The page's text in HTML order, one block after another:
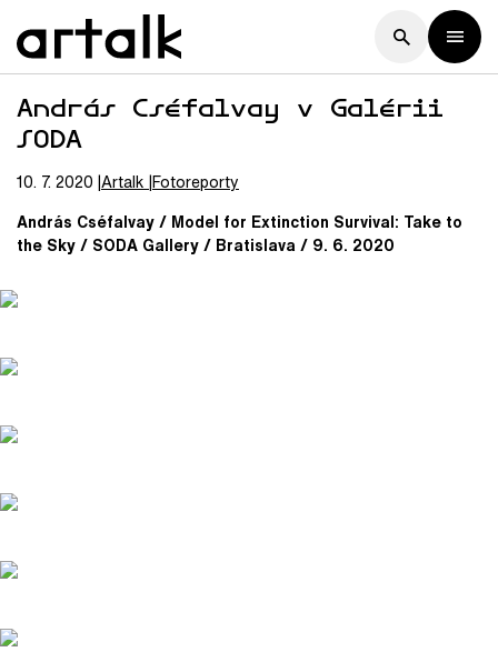
András Cséfalvay v Galérii
SODA
10. 7. 2020 Artalk Fotoreporty
András Cséfalvay / Model for Extinction Survival: Take to
the Sky / SODA Gallery / Bratislava / 9. 6. 2020